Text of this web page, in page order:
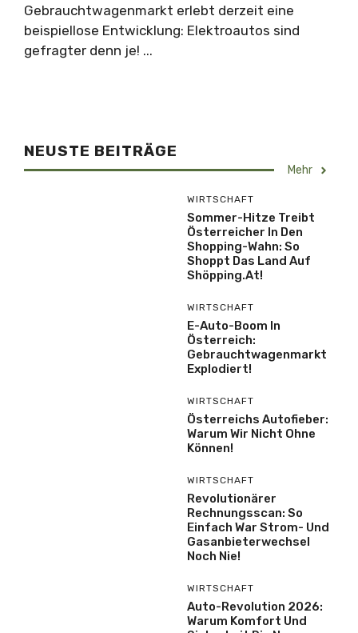
Gebrauchtwagenmarkt erlebt derzeit eine
beispiellose Entwicklung: Elektroautos sind
gefragter denn je! ...
NEUSTE BEITRÄGE
Mehr
WIRTSCHAFT
Sommer-Hitze Treibt
Österreicher In Den
Shopping-Wahn: So
Shoppt Das Land Auf
Shöpping.at!
WIRTSCHAFT
E-Auto-Boom In
Österreich:
Gebrauchtwagenmarkt
Explodiert!
WIRTSCHAFT
Österreichs Autofieber:
Warum Wir Nicht Ohne
Können!
WIRTSCHAFT
Revolutionärer
Rechnungsscan: So
Einfach War Strom- Und
Gasanbieterwechsel
Noch Nie!
WIRTSCHAFT
Auto-Revolution 2026:
Warum Komfort Und